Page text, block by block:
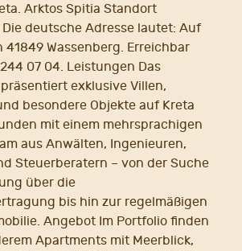
Arktos Spitia Standort
deutsche Adresse lautet: Auf
41849 Wassenberg. Erreichbar
07 04. Leistungen Das
exklusive Villen,
besondere Objekte auf Kreta
mit einem mehrsprachigen
aus Anwälten, Ingenieuren,
Steuerberatern – von der Suche
über die
bis hin zur regelmäßigen
Angebot Im Portfolio finden
Apartments mit Meerblick,